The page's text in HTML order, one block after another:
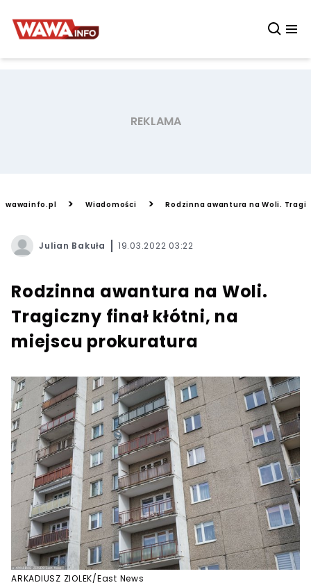
wawainfo.pl > Wiadomości > Rodzinna awantura na Woli.
Julian Bakuła 19.03.2022 03:22
Rodzinna awantura na Woli.
Tragiczny finał kłótni, na
miejscu prokuratura
ARKADIUSZ ZIOLEK/East News